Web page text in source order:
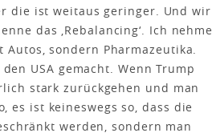
die ist weitaus geringer. Und wir
das ,Rebalancing‘. Ich nehme
sondern Pharmazeutika.
USA gemacht. Wenn Trump
stark zurückgehen und man
es ist keineswegs so, dass die
werden, sondern man